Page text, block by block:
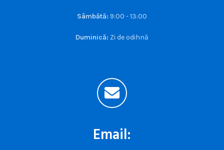
Sâmbătă: 9:00 - 13:00
Duminică: Zi de odihnă
Email: